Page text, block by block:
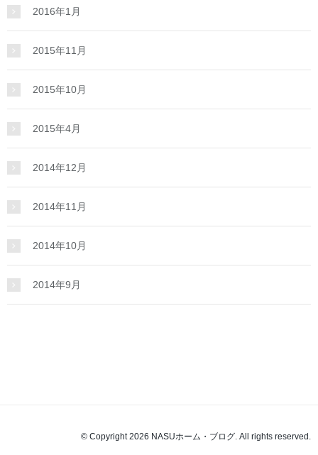
2016年1月
2015年11月
2015年10月
2015年4月
2014年12月
2014年11月
2014年10月
2014年9月
© Copyright 2026 NASUホーム・ブログ. All rights reserved.